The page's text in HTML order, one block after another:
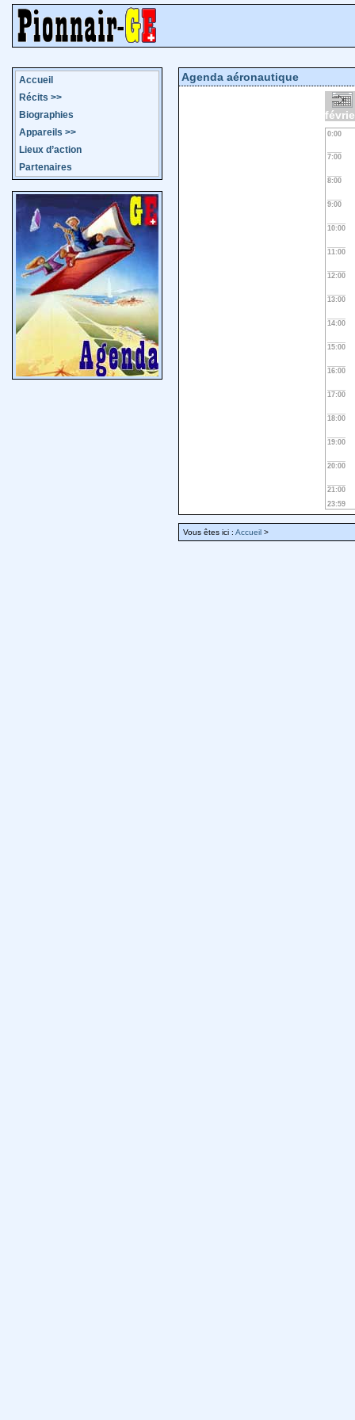
Accueil
Récits >>
Biographies
Appareils >>
Lieux d’action
Partenaires
Agenda aéronautique
0:00
7:00
8:00
9:00
10:00
11:00
12:00
13:00
14:00
15:00
16:00
17:00
18:00
19:00
20:00
21:00
23:59
Vous êtes ici : Accueil >